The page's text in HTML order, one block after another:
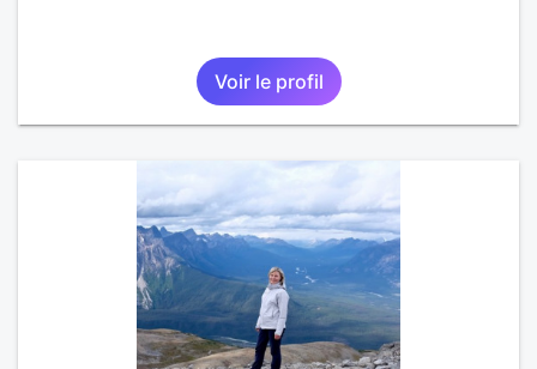
Voir le profil